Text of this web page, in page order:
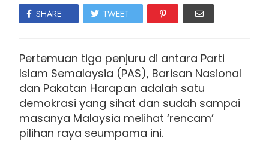
SHARE TWEET
Pertemuan tiga penjuru di antara Parti
Islam Semalaysia (PAS), Barisan Nasional
dan Pakatan Harapan adalah satu
demokrasi yang sihat dan sudah sampai
masanya Malaysia melihat ‘rencam’
pilihan raya seumpama ini.